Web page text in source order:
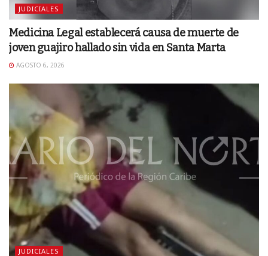
JUDICIALES
Medicina Legal establecerá causa de muerte de
joven guajiro hallado sin vida en Santa Marta
AGOSTO 6, 2026
JUDICIALES